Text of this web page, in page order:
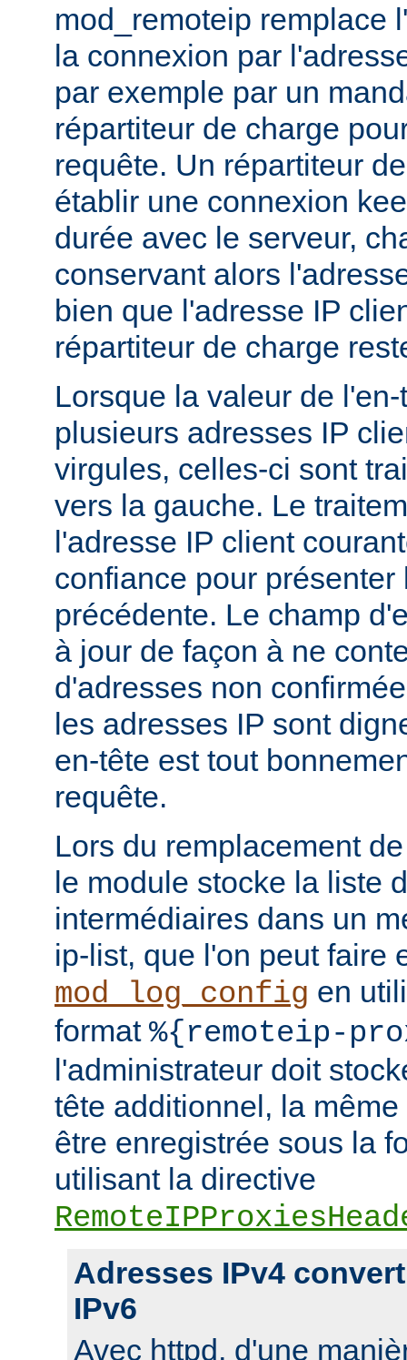
mod_remoteip remplace
la connexion par
par exemple par un
répartiteur de charge
requête. Un répartiteur
établir une connexion
durée avec le serveur,
conservant alors
bien que l'adresse IP
répartiteur de charge
Lorsque la valeur de
plusieurs adresses IP
virgules, celles-ci sont
vers la gauche. Le
l'adresse IP client
confiance pour présenter
précédente. Le champ
à jour de façon à ne
d'adresses non
les adresses IP sont
en-tête est tout
requête.
Lors du remplacement
le module stocke la liste
intermédiaires dans un
ip-list, que l'on peut faire
mod_log_config en
format %{remoteip-
l'administrateur doit
tête additionnel, la
être enregistrée sous la
utilisant la directive
Adresses IPv4
IPv6
Avec httpd, d'une